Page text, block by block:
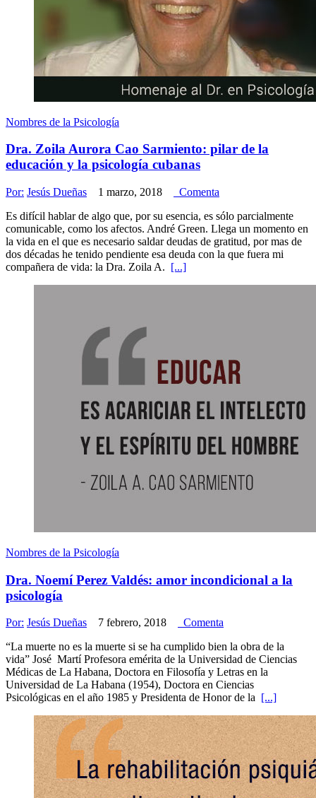
Nombres de la Psicología
Dra. Zoila Aurora Cao Sarmiento: pilar de la
educación y la psicología cubanas
Por: Jesús Dueñas 1 marzo, 2018
Comenta
Es difícil hablar de algo que, por su esencia, es sólo parcialmente
comunicable, como los afectos. André Green. Llega un momento en
la vida en el que es necesario saldar deudas de gratitud, por mas de
dos décadas he tenido pendiente esa deuda con la que fuera mi
compañera de vida: la Dra. Zoila A. [...]
Nombres de la Psicología
Dra. Noemí Perez Valdés: amor incondicional a la
psicología
Por: Jesús Dueñas 7 febrero, 2018
Comenta
“La muerte no es la muerte si se ha cumplido bien la obra de la
vida” José Martí Profesora emérita de la Universidad de Ciencias
Médicas de La Habana, Doctora en Filosofía y Letras en la
Universidad de La Habana (1954), Doctora en Ciencias
Psicológicas en el año 1985 y Presidenta de Honor de la [...]